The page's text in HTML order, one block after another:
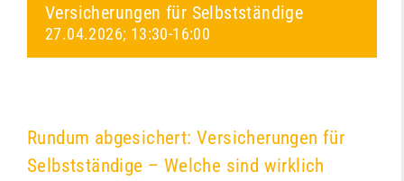
Versicherungen für Selbstständige
27.04.2026; 13:30-16:00
Rundum abgesichert: Versicherungen für
Selbstständige – Welche sind wirklich